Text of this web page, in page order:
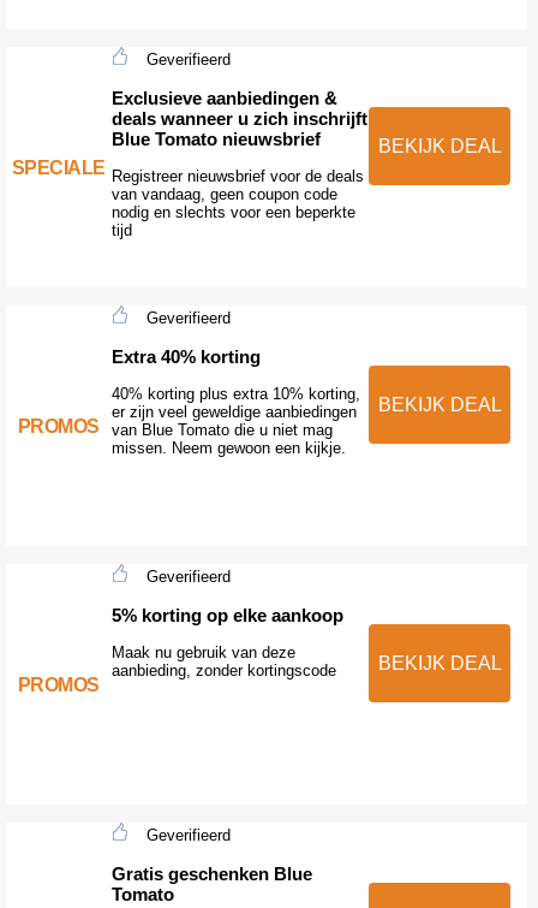
SPECIALE
Geverifieerd
Exclusieve aanbiedingen &
deals wanneer u zich inschrijft
Blue Tomato nieuwsbrief
Registreer nieuwsbrief voor de deals
van vandaag, geen coupon code
nodig en slechts voor een beperkte
tijd
BEKIJK DEAL
PROMOS
Geverifieerd
Extra 40% korting
40% korting plus extra 10% korting,
er zijn veel geweldige aanbiedingen
van Blue Tomato die u niet mag
missen. Neem gewoon een kijkje.
BEKIJK DEAL
PROMOS
Geverifieerd
5% korting op elke aankoop
Maak nu gebruik van deze
aanbieding, zonder kortingscode
BEKIJK DEAL
Geverifieerd
Gratis geschenken Blue
Tomato